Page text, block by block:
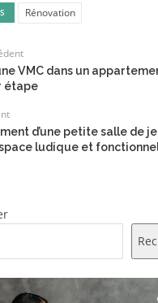
Rénovation
VMC dans un
étape
d’une petite salle de
ludique et